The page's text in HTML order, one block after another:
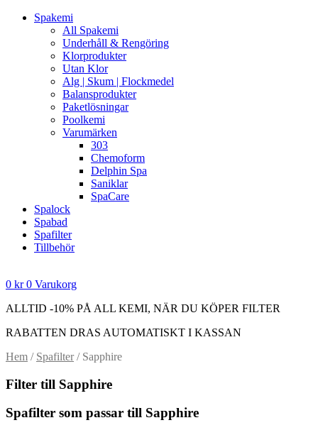
Spakemi
All Spakemi
Underhåll & Rengöring
Klorprodukter
Utan Klor
Alg | Skum | Flockmedel
Balansprodukter
Paketlösningar
Poolkemi
Varumärken
303
Chemoform
Delphin Spa
Saniklar
SpaCare
Spalock
Spabad
Spafilter
Tillbehör
0 kr 0 Varukorg
ALLTID -10% PÅ ALL KEMI, NÄR DU KÖPER FILTER
RABATTEN DRAS AUTOMATISKT I KASSAN
Hem / Spafilter/ Sapphire
Filter till Sapphire
Spafilter som passar till Sapphire